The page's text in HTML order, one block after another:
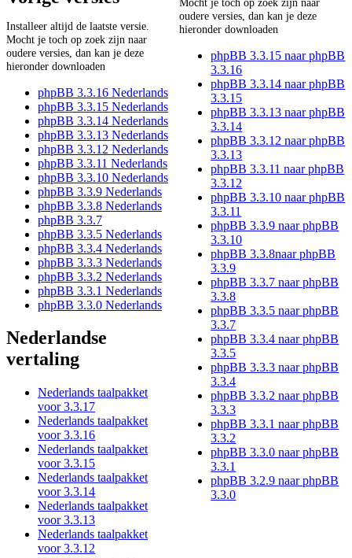
Installeer altijd de laatste versie.
Mocht je toch op zoek zijn naar
oudere versies, dan kan je deze
hieronder downloaden
phpBB 3.3.16 Nederlands
phpBB 3.3.15 Nederlands
phpBB 3.3.14 Nederlands
phpBB 3.3.13 Nederlands
phpBB 3.3.12 Nederlands
phpBB 3.3.11 Nederlands
phpBB 3.3.10 Nederlands
phpBB 3.3.9 Nederlands
phpBB 3.3.8 Nederlands
phpBB 3.3.7
phpBB 3.3.5 Nederlands
phpBB 3.3.4 Nederlands
phpBB 3.3.3 Nederlands
phpBB 3.3.2 Nederlands
phpBB 3.3.1 Nederlands
phpBB 3.3.0 Nederlands
Nederlandse
vertaling
Nederlands taalpakket
voor 3.3.17
Nederlands taalpakket
voor 3.3.16
Nederlands taalpakket
voor 3.3.15
Nederlands taalpakket
voor 3.3.14
Nederlands taalpakket
voor 3.3.13
Nederlands taalpakket
voor 3.3.12
oudere versies, dan kan je deze
hieronder downloaden
phpBB 3.3.15 naar phpBB
3.3.16
phpBB 3.3.14 naar phpBB
3.3.15
phpBB 3.3.13 naar phpBB
3.3.14
phpBB 3.3.12 naar phpBB
3.3.13
phpBB 3.3.11 naar phpBB
3.3.12
phpBB 3.3.10 naar phpBB
3.3.11
phpBB 3.3.9 naar phpBB
3.3.10
phpBB 3.3.8naar phpBB
3.3.9
phpBB 3.3.7 naar phpBB
3.3.8
phpBB 3.3.5 naar phpBB
3.3.7
phpBB 3.3.4 naar phpBB
3.3.5
phpBB 3.3.3 naar phpBB
3.3.4
phpBB 3.3.2 naar phpBB
3.3.3
phpBB 3.3.1 naar phpBB
3.3.2
phpBB 3.3.0 naar phpBB
3.3.1
phpBB 3.2.9 naar phpBB
3.3.0